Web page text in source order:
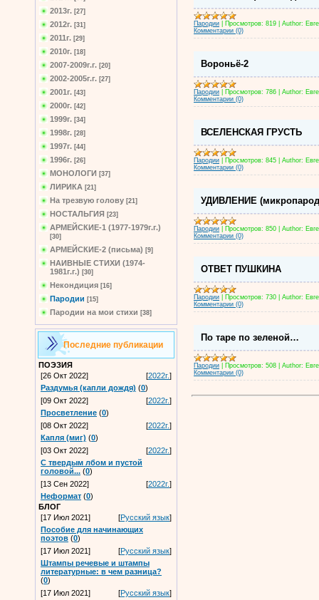
2013г. [27]
2012г. [31]
2011г. [29]
2010г. [18]
2007-2009г.г. [20]
2002-2005г.г. [27]
2001г. [43]
2000г. [42]
1999г. [34]
1998г. [28]
1997г. [44]
1996г. [26]
МОНОЛОГИ [37]
ЛИРИКА [21]
На трезвую голову [21]
НОСТАЛЬГИЯ [23]
АРМЕЙСКИЕ-1 (1977-1979г.г.)
[30]
АРМЕЙСКИЕ-2 (письма) [9]
НАИВНЫЕ СТИХИ (1974-
1981г.г.) [30]
Некондиция [16]
Пародии [15]
Пародии на мои стихи [38]
Последние публикации
ПОЭЗИЯ
[26 Окт 2022]
[2022г.]
Раздумья (капли дождя) (0)
[09 Окт 2022]
[2022г.]
Просветление (0)
[08 Окт 2022]
[2022г.]
Капля (миг) (0)
[03 Окт 2022]
[2022г.]
С твердым лбом и пустой
головой... (0)
[13 Сен 2022]
[2022г.]
Неформат (0)
БЛОГ
[17 Июл 2021]
[Русский язык]
Пособие для начинающих
поэтов (0)
[17 Июл 2021]
[Русский язык]
Штампы речевые и штампы
литературные: в чем разница?
(0)
[17 Июл 2021]
[Русский язык]
Пародии Просмотров: 819 Author:
Комментарии (0)
Вороньё-2
Пародии Просмотров: 786 Author:
Комментарии (0)
ВСЕЛЕНСКАЯ ГРУСТЬ
Пародии Просмотров: 845 Author:
Комментарии (0)
УДИВЛЕНИЕ
Пародии Просмотров: 850 Author:
Комментарии (0)
ОТВЕТ ПУШКИНА
Пародии Просмотров: 730 Author:
Комментарии (0)
По таре по зеленой…
Пародии Просмотров: 508 Author:
Комментарии (0)